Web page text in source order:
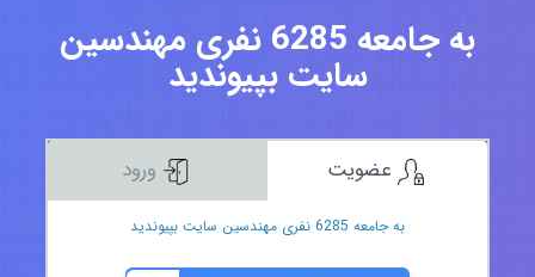
به جامعه 6285 نفری مهندسین
سایت بپیوندید
به جامعه 6285 نفری مهندسین سایت بپیوندید